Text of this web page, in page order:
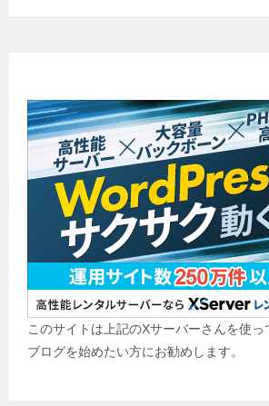
このサイトは上記のXサーバーさんを使っ
ブログを始めたい方にお勧めします。